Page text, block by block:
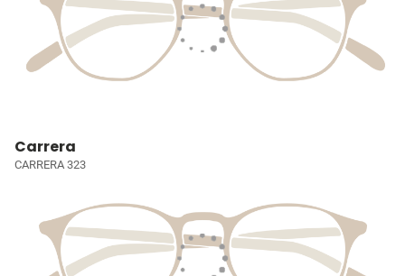
Carrera
CARRERA 323